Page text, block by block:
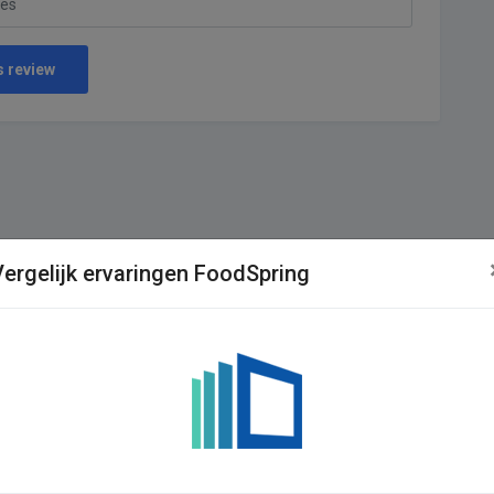
review
ervaringen FoodSpring